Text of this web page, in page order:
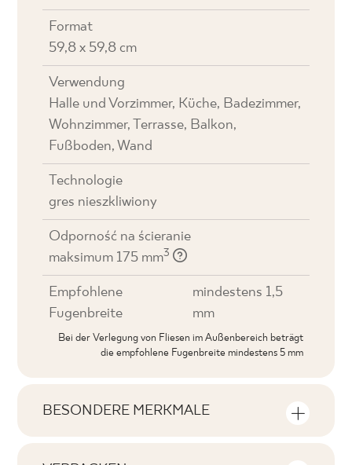
Format
59,8 x 59,8 cm
Verwendung
Halle und Vorzimmer, Küche, Badezimmer,
Wohnzimmer, Terrasse, Balkon,
Fußboden, Wand
Technologie
gres nieszkliwiony
Odporność na ścieranie
maksimum 175 mm3
Empfohlene
Fugenbreite
mindestens 1,5
mm
Bei der Verlegung von Fliesen im Außenbereich beträgt
die empfohlene Fugenbreite mindestens 5 mm
BESONDERE MERKMALE